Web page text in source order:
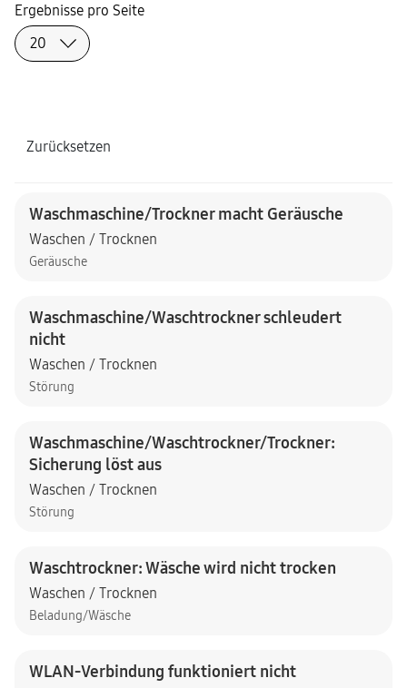
Zurücksetzen
Ergebnisse pro Seite
Waschmaschine/Trockner macht Geräusche
Waschen / Trocknen
Geräusche
Waschmaschine/Waschtrockner schleudert
nicht
Waschen / Trocknen
Störung
Waschmaschine/Waschtrockner/Trockner:
Sicherung löst aus
Waschen / Trocknen
Störung
Waschtrockner: Wäsche wird nicht trocken
Waschen / Trocknen
Beladung/Wäsche
WLAN-Verbindung funktioniert nicht